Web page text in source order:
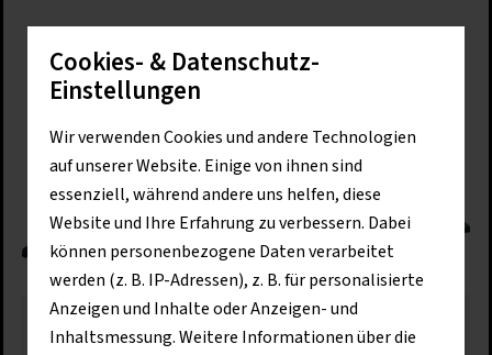
Baustellenbedarf
Cookies- & Datenschutz-
Einstellungen
Wir verwenden Cookies und andere Technologien
auf unserer Website. Einige von ihnen sind
essenziell, während andere uns helfen, diese
Website und Ihre Erfahrung zu verbessern. Dabei
können personenbezogene Daten verarbeitet
werden (z. B. IP-Adressen), z. B. für personalisierte
Anzeigen und Inhalte oder Anzeigen- und
Inhaltsmessung. Weitere Informationen über die